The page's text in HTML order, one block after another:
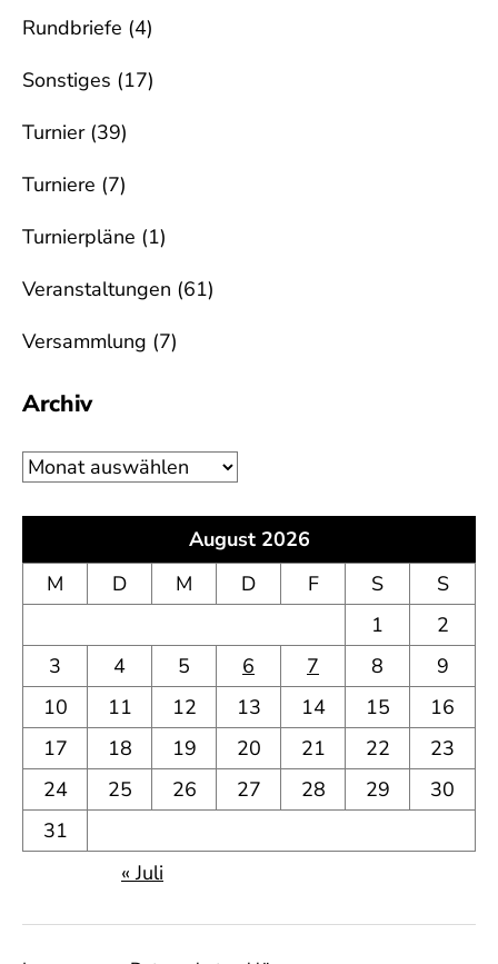
Rundbriefe (4)
Sonstiges (17)
Turnier(39)
Turniere (7)
Turnierpläne (1)
Veranstaltungen (61)
Versammlung (7)
Archiv
Archiv
August 2026
M
D M D F S
S
1
2
3
4 5 6 7 8
9
10
11 12 13 14 15
16
17
18 19 20 21 22
23
24
25 26 27 28 29
30
31
« Juli